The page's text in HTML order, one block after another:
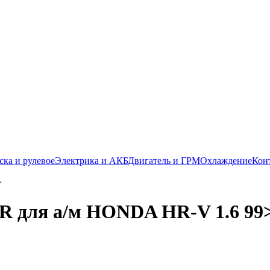
и рулевоеЭлектрика и АКБДвигатель и ГРМОхлаждение
для а/м HONDA HR-V 1.6